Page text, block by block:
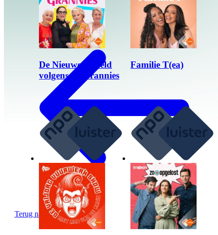
Terug naarOntdek
De Nieuwe Wereld
volgens de Grannies
Familie T(ea)